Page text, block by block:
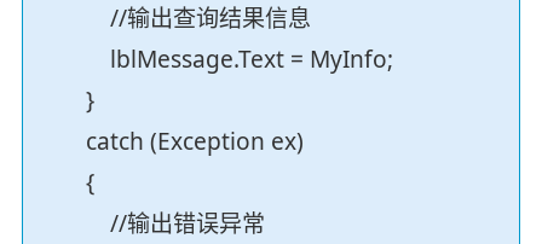
//输出查询结果信息
lblMessage.Text = MyInfo;
}
catch (Exception ex)
{
//输出错误异常